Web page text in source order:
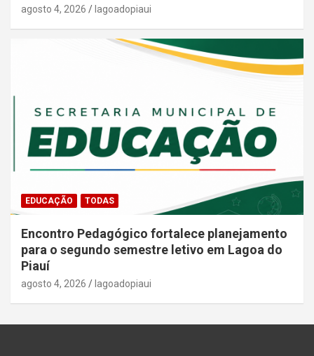
agosto 4, 2026 lagoadopiaui
EDUCAÇÃO TODAS
Encontro Pedagógico fortalece planejamento
para o segundo semestre letivo em Lagoa do
Piauí
agosto 4, 2026 lagoadopiaui